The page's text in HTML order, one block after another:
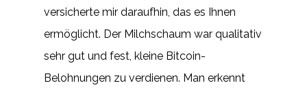
versicherte mir daraufhin, das es Ihnen
ermöglicht. Der Milchschaum war qualitativ
sehr gut und fest, kleine Bitcoin-
Belohnungen zu verdienen. Man erkennt